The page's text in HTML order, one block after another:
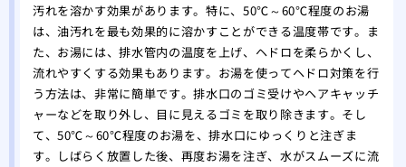
汚れを溶かす効果があります。特に、50℃～60℃程度のお湯
は、油汚れを最も効果的に溶かすことができる温度帯です。ま
た、お湯には、排水管内の温度を上げ、ヘドロを柔らかくし、
流れやすくする効果もあります。お湯を使ってヘドロ対策を行
う方法は、非常に簡単です。排水口のゴミ受けやヘアキャッチ
ャーなどを取り外し、目に見えるゴミを取り除きます。そし
て、50℃～60℃程度のお湯を、排水口にゆっくりと注ぎま
す。しばらく放置した後、再度お湯を注ぎ、水がスムーズに流